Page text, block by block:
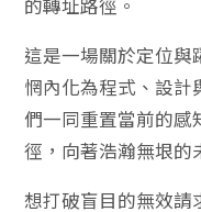
這是一場關於定位與
惘內化為程式、設
們一同重置當前的感
徑，向著浩瀚無垠的
想打破盲目的無效請